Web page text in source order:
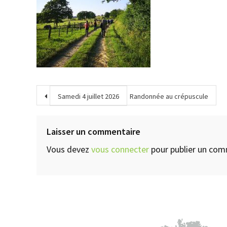
Samedi 4 juillet 2026 Randonnée au crépuscule
Laisser un commentaire
Vous devez vous connecter pour publier un